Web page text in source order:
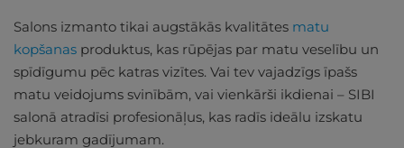
Salons izmanto tikai augstākās kvalitātes matu
kopšanas produktus, kas rūpējas par matu veselību un
spīdīgumu pēc katras vizītes. Vai tev vajadzīgs īpašs
matu veidojums svinībām, vai vienkārši ikdienai – SIBI
salonā atradīsi profesionāļus, kas radīs ideālu izskatu
jebkuram gadījumam.